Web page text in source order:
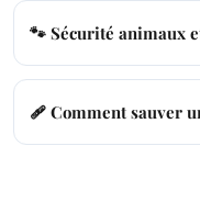
🐾 Sécurité animaux
🩹 Comment sauver